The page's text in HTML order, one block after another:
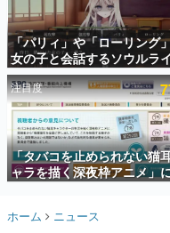
アプリセール情報
インタビュー
連載・特集
殿堂入り
SNS拡散数が
ど。多くの人
事をまとめま
名作ゲームク
「パリィ」や「ローリング
女の子と会話するソウルラ
恋愛ゲーム『小早川さんは
ルライク』無料公開。返事
敗すると「YOU DIED」
注目度
「タバコを止められない猫
ャラを描く深夜枠アニメ」
聴者の一部から批判意見。
て、BPOが議論を交わす
ホーム ニュース